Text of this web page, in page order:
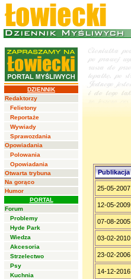
DZIENNIK
Redaktorzy
Felietony
Reportaże
Wywiady
Sprawozdania
Opowiadania
Polowania
Opowiadania
Otwarta trybuna
Na gorąco
Humor
PORTAL
Forum
Problemy
Hyde Park
Wiedza
Akcesoria
Strzelectwo
Psy
Kuchnia
Publikacja
25-05-2007
12-05-2009
07-08-2005
03-02-2010
23-02-2006
14-12-2016